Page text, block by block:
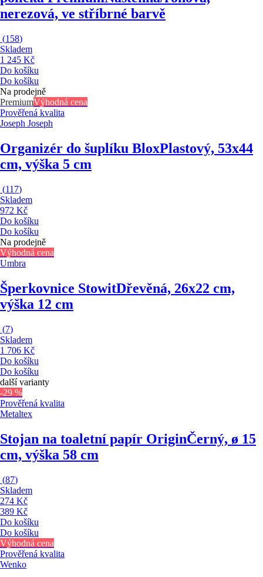
nerezová, ve stříbrné barvě
(158)
Skladem
1 245 Kč
Do košíku
Do košíku
Na prodejně
PremiumVýhodná cena
Prověřená kvalita
Joseph Joseph
Organizér do šuplíku BloxPlastový, 53x44
cm, výška 5 cm
(117)
Skladem
972 Kč
Do košíku
Do košíku
Na prodejně
Výhodná cena
Umbra
Šperkovnice StowitDřevěná, 26x22 cm,
výška 12 cm
(7)
Skladem
1 706 Kč
Do košíku
Do košíku
další varianty
-29 %
Prověřená kvalita
Metaltex
Stojan na toaletní papír OriginČerný, ø 15
cm, výška 58 cm
(87)
Skladem
274 Kč
389 Kč
Do košíku
Do košíku
Výhodná cena
Prověřená kvalita
Wenko